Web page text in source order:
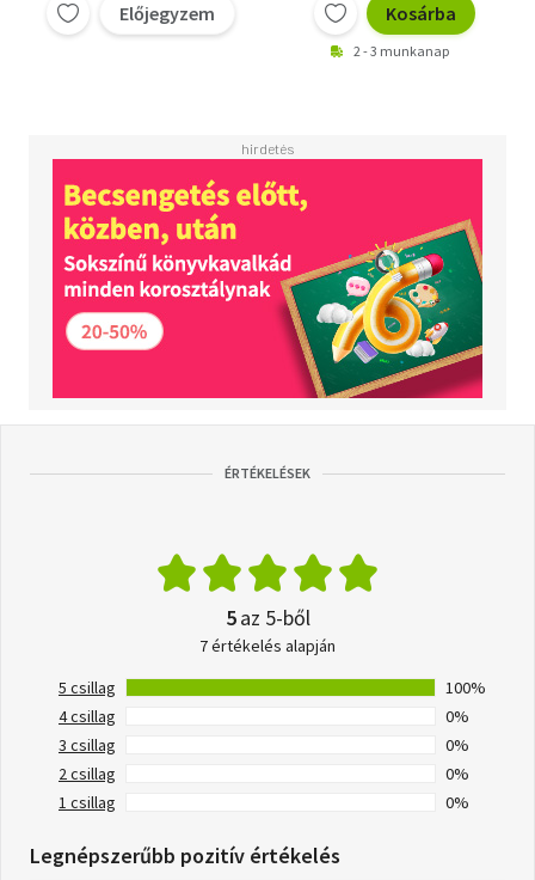
Előjegyzem Kosárba
2 - 3 munkanap
ÉRTÉKELÉSEK
5az 5-ből
7 értékelés alapján
5 csillag
100%
4 csillag
0%
3 csillag
0%
2 csillag
0%
1 csillag
0%
Legnépszerűbb pozitív értékelés